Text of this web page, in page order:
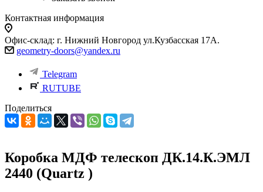
Контактная информация
Офис-склад: г. Нижний Новгород ул.Кузбасская 17А.
geometry-doors@yandex.ru
Telegram
RUTUBE
Поделиться
Коробка МДФ телескоп ДК.14.К.ЭМЛ
2440 (Quartz )